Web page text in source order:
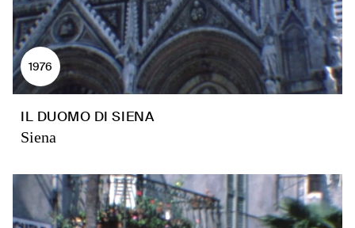
1976
IL DUOMO DI SIENA
Siena